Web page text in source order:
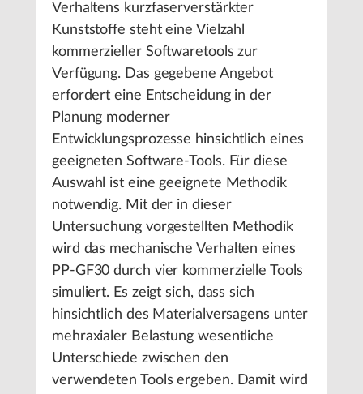
Verhaltens kurzfaserverstärkter
Kunststoffe steht eine Vielzahl
kommerzieller Softwaretools zur
Verfügung. Das gegebene Angebot
erfordert eine Entscheidung in der
Planung moderner
Entwicklungsprozesse hinsichtlich eines
geeigneten Software-Tools. Für diese
Auswahl ist eine geeignete Methodik
notwendig. Mit der in dieser
Untersuchung vorgestellten Methodik
wird das mechanische Verhalten eines
PP-GF30 durch vier kommerzielle Tools
simuliert. Es zeigt sich, dass sich
hinsichtlich des Materialversagens unter
mehraxialer Belastung wesentliche
Unterschiede zwischen den
verwendeten Tools ergeben. Damit wird